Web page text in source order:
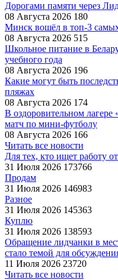
Дорогами памяти через
08 Августа 2026 180
Минск вошёл в топ-3
08 Августа 2026 515
Школьное питание в
учебного года
08 Августа 2026 196
Какие могут быть
пляжах
08 Августа 2026 174
В оздоровительном лагере
матч по мини-футболу
08 Августа 2026 166
Читать все новости
Для тех, кто ищет работу
31 Июля 2026 173766
Продам
31 Июля 2026 146983
Разное
31 Июля 2026 145363
Куплю
31 Июля 2026 138593
Обращение лидчанки в
стало темой для
11 Июля 2026 23720
Читать все новости